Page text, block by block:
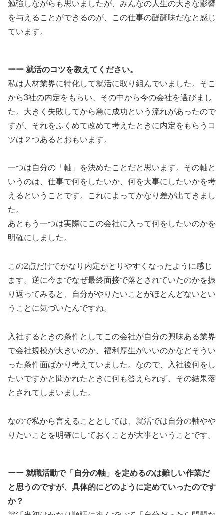
勉強しながらも思いましたが、みんなの人生の大きな影響
を与えることができるのが、この仕事の醍醐味だなと感じ
ています。
ーー 就活のコツを教えてください。
私は人材業界に特化して就活に取り組んでいました。そこ
から3社の内定をもらい、その中から今の会社を選びまし
た。大きく失敗してから急に成功という流れがあったので
すが、それをふくめて改めて考えたときに内定をもらうコ
ツは２つあるとおもいます。
一つは自分の「軸」を決めたことだと思います。その軸と
いうのは、仕事で何をしたいか、何を大事にしたいかを考
えるということです。これによってかなり差が出てきまし
た。
あともう一つは実際にこの会社に入って何をしたいのかを
明確にしました。
この2点だけでかなり内定がとりやすくなったように感じ
ます。逆に今までなぜ最終面接で落とされていたのかを振
り返ってみると、自分がやりたいことがほとんどないとい
うことに気づいたんですね。
入社するときの条件としてこの会社が自分の興味ある業界
で会社規模が大きいのか、福利厚生がいいのかなどそうい
った条件面ばかり考えていました。なので、入社後何をし
たいですかと聞かれたときに何も答えられず、その結果落
とされてしまいました。
なので私から言えることとしては、就活では自分の軸やや
りたいことを明確にしておくことが大事ということです。
ーー 就職活動で「自分の軸」を定めるのは難しい作業だ
と思うのですが、具体的にどのように定めていったのです
か？